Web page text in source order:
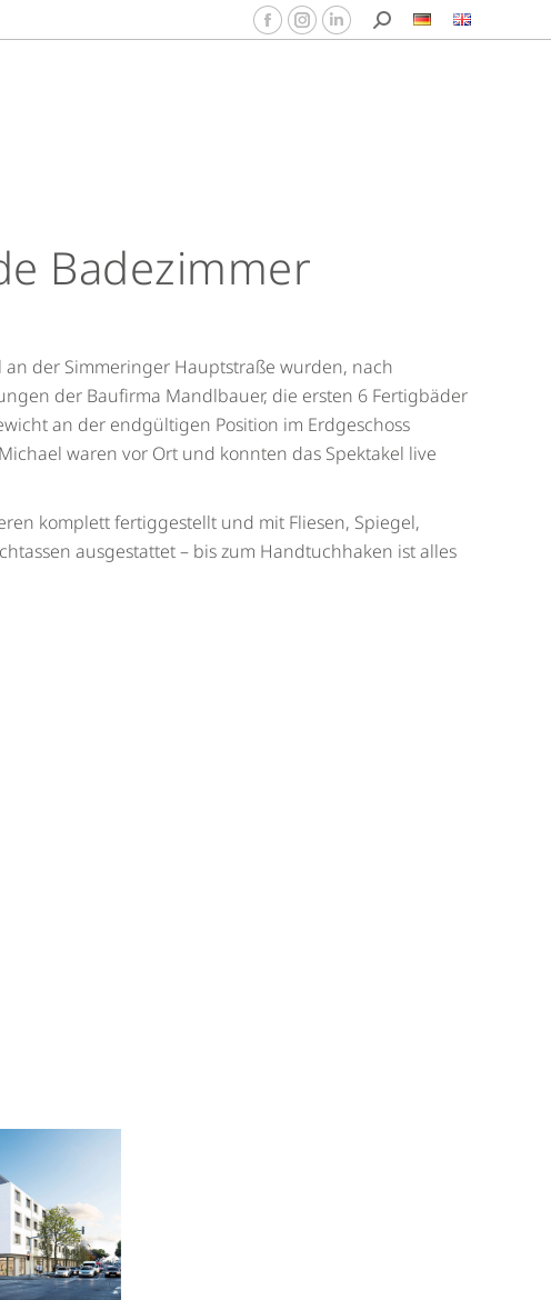
Badezimmer
an der Simmeringer Hauptstraße wurden, nach
der Baufirma Mandlbauer, die ersten 6 Fertigbäder
an der endgültigen Position im Erdgeschoss
waren vor Ort und konnten das Spektakel live
komplett fertiggestellt und mit Fliesen, Spiegel,
ausgestattet – bis zum Handtuchhaken ist alles